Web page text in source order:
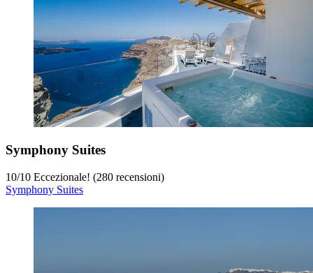
Symphony Suites
10/10 Eccezionale! (280 recensioni)
Symphony Suites